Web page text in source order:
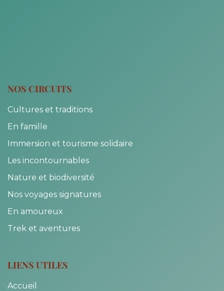
NOS CIRCUITS
Cultures et traditions
En famille
Immersion et tourisme solidaire
Les incontournables
Nature et biodiversité
Nos voyages signatures
En amoureux
Trek et aventures
LIENS UTILES
Accueil